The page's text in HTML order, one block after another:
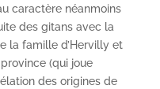
caractère néanmoins
des gitans avec la
la famille d’Hervilly et
(qui joue
des origines de